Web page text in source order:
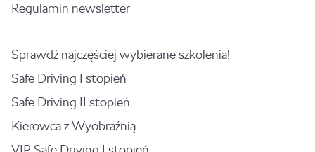
Regulamin newsletter
Sprawdź najczęściej wybierane szkolenia!
Safe Driving I stopień
Safe Driving II stopień
Kierowca z Wyobraźnią